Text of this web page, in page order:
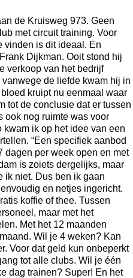
de Kruisweg 973. Geen
met circuit training. Voor
vinden is dit ideaal. En
Dijkman. Ooit stond hij
verkoop van het bedrijf
de liefde kwam hij in
kruipt nu eenmaal waar
tot de conclusie dat er tussen
ook nog ruimte was voor
kwam ik op het idee van een
“Een specifiek aanbod
dagen per week open en met
is zoiets dergelijks, maar
ik niet. Dus ben ik gaan
en netjes ingericht.
koffie of thee. Tussen
maar met het
Met het 12 maanden
Wil je 4 weken? Kan
Voor dat geld kun onbeperkt
tot alle clubs. Wil je één
dag trainen? Super! En het